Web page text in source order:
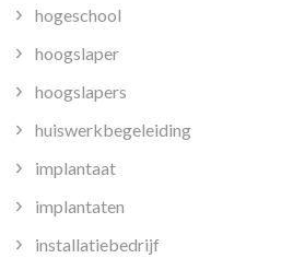
hogeschool
hoogslaper
hoogslapers
huiswerkbegeleiding
implantaat
implantaten
installatiebedrijf